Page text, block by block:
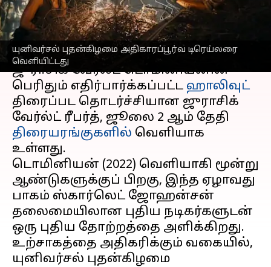
யுனிவர்சல் புதன்கிழமை அதிகாரப்பூர்வ டிரெய்லரை
வெளியிட்டது
எழுதியவர் Venkatalakshmi V Feb 06, 2025 01:13 pm
செய்தி முன்னோட்டம்
ஜுராசிக் வேர்ல்ட் டொமினியனின்
பெரிதும் எதிர்பார்க்கப்பட்ட ஹாலிவுட்
திரைப்பட தொடர்ச்சியான ஜுராசிக்
வேர்ல்ட் ரீபர்த், ஜூலை 2 ஆம் தேதி
திரையரங்குகளில் வெளியாக
உள்ளது.
டொமினியன் (2022) வெளியாகி மூன்று
ஆண்டுகளுக்குப் பிறகு, இந்த ஏழாவது
பாகம் ஸ்கார்லெட் ஜோஹன்சன்
தலைமையிலான புதிய நடிகர்களுடன்
ஒரு புதிய தோற்றத்தை அளிக்கிறது.
உற்சாகத்தை அதிகரிக்கும் வகையில்,
யுனிவர்சல் புதன்கிழமை